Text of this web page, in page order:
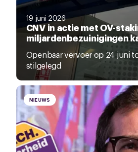
19 juni 2026
CNV in actie met OV-
miljardenbezuinigingen
Openbaar vervoer op 24 juni
stilgelegd
NIEUWS